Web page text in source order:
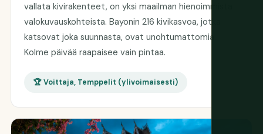
vallata kivirakenteet, on yksi maailman hienoimmista
valokuvauskohteista. Bayonin 216 kivikasvoa, jotka
katsovat joka suunnasta, ovat unohtumattomia.
Kolme päivää raapaisee vain pintaa.
🏆 Voittaja, Temppelit (ylivoimaisesti)